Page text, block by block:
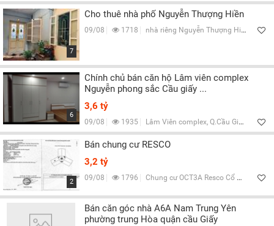
7
Cho thuê nhà phố Nguyễn Thượng Hiền
09/08 1718 nhà riêng Nguyễn Thượng Hiền, Q.Hai Bà Trưng, Hà Nội
6
Chính chủ bán căn hộ Lâm viên complex
Nguyễn phong sắc Cầu giấy ...
3,6 tỷ
09/08 1935 Lâm Viên complex, Q.Cầu Giấy, Hà Nội
2
Bán chung cư RESCO
3,2 tỷ
09/08 1796 Chung cư OCT3A Resco Cổ Nhuế, Q.Bắc Từ Liêm, Hà Nội
Bán căn góc nhà A6A Nam Trung Yên
phường trung Hòa quận cầu Giấy